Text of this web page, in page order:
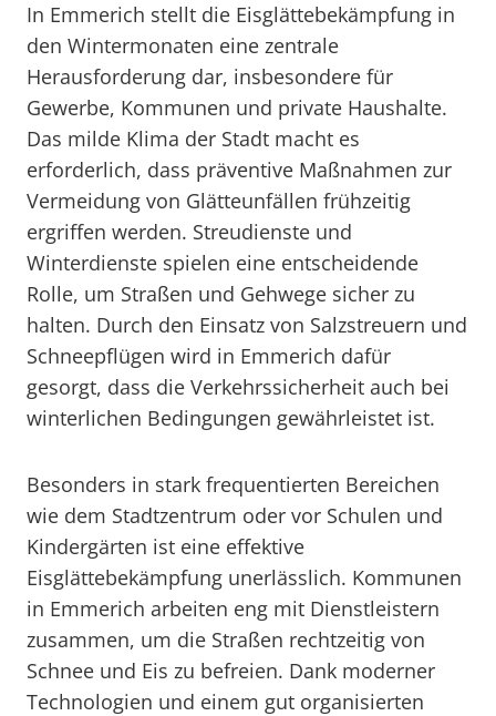
In Emmerich stellt die Eisglättebekämpfung in
den Wintermonaten eine zentrale
Herausforderung dar, insbesondere für
Gewerbe, Kommunen und private Haushalte.
Das milde Klima der Stadt macht es
erforderlich, dass präventive Maßnahmen zur
Vermeidung von Glätteunfällen frühzeitig
ergriffen werden. Streudienste und
Winterdienste spielen eine entscheidende
Rolle, um Straßen und Gehwege sicher zu
halten. Durch den Einsatz von Salzstreuern und
Schneepflügen wird in Emmerich dafür
gesorgt, dass die Verkehrssicherheit auch bei
winterlichen Bedingungen gewährleistet ist.
Besonders in stark frequentierten Bereichen
wie dem Stadtzentrum oder vor Schulen und
Kindergärten ist eine effektive
Eisglättebekämpfung unerlässlich. Kommunen
in Emmerich arbeiten eng mit Dienstleistern
zusammen, um die Straßen rechtzeitig von
Schnee und Eis zu befreien. Dank moderner
Technologien und einem gut organisierten